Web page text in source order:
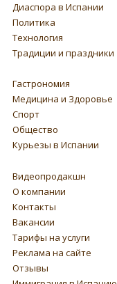
Диаспора в Испании
Политика
Технология
Традиции и праздники
Гастрономия
Медицина и Здоровье
Спорт
Общество
Курьезы в Испании
Видеопродакшн
О компании
Контакты
Вакансии
Тарифы на услуги
Реклама на сайте
Отзывы